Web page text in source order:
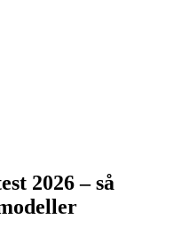
2026 – så